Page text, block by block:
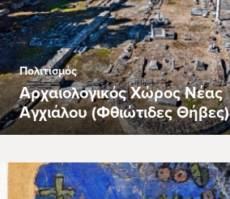
Πολιτισμός
Αρχαιολογικός Χώρος Νέας
Αγχιάλου (Φθιώτιδες Θήβες)